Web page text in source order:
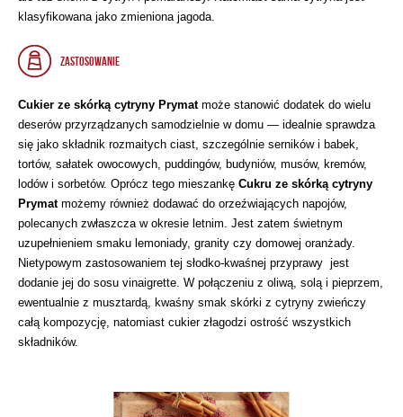
klasyfikowana jako zmieniona jagoda.
ZASTOSOWANIE
Cukier ze skórką cytryny Prymat może stanowić dodatek do wielu
deserów przyrządzanych samodzielnie w domu — idealnie sprawdza
się jako składnik rozmaitych ciast, szczególnie serników i babek,
tortów, sałatek owocowych, puddingów, budyniów, musów, kremów,
lodów i sorbetów. Oprócz tego mieszankę Cukru ze skórką cytryny
Prymat możemy również dodawać do orzeźwiających napojów,
polecanych zwłaszcza w okresie letnim. Jest zatem świetnym
uzupełnieniem smaku lemoniady, granity czy domowej oranżady.
Nietypowym zastosowaniem tej słodko-kwaśnej przyprawy jest
dodanie jej do sosu vinaigrette. W połączeniu z oliwą, solą i pieprzem,
ewentualnie z musztardą, kwaśny smak skórki z cytryny zwieńczy
całą kompozycję, natomiast cukier złagodzi ostrość wszystkich
składników.